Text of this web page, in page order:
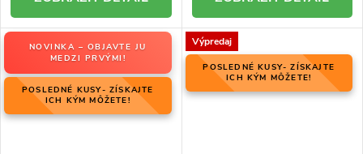
NOVINKA – OBJAVTE JU
MEDZI PRVÝMI!
POSLEDNÉ KUSY- ZÍSKAJTE
ICH KÝM MÔŽETE!
Výpredaj
POSLEDNÉ KUSY- ZÍSKAJTE
ICH KÝM MÔŽETE!